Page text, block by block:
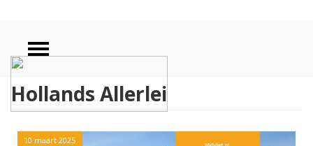
Hollands Allerlei
10 maart 2025